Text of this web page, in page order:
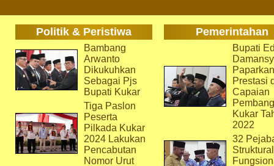
Politik & Peristiwa Pemerintahan
Bambang
Arwanto
Dikukuhkan
Sebagai Pjs
Bupati Kukar
Tiga Paslon
Peserta
Pilkada Kukar
2024 Lakukan
Pencabutan
Nomor Urut
Bupati
Paparkan
Prestasi
Capaian
Kukar
2022
32